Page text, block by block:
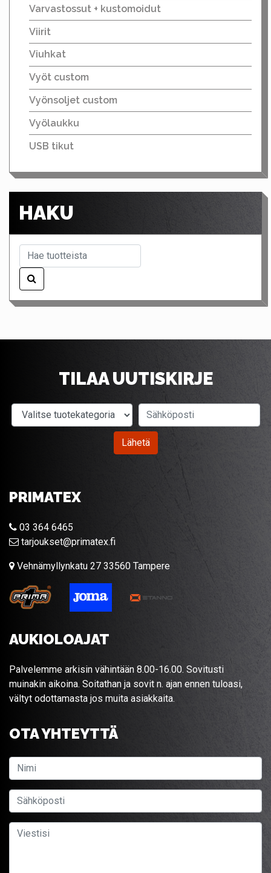
Varvastossut + kustomoidut
Viirit
Viuhkat
Vyöt custom
Vyönsoljet custom
Vyölaukku
USB tikut
HAKU
TILAA UUTISKIRJE
Valitse tuotekategoria
Lähetä
PRIMATEX
03 364 6465
tarjoukset@primatex.fi
Vehnämyllynkatu 27 33560 Tampere
AUKIOLOAJAT
Palvelemme arkisin vähintään 8.00-16.00. Sovitusti
muinakin aikoina. Soitathan ja sovit n. ajan ennen tuloasi,
vältyt odottamasta jos muita asiakkaita.
OTA YHTEYTTÄ